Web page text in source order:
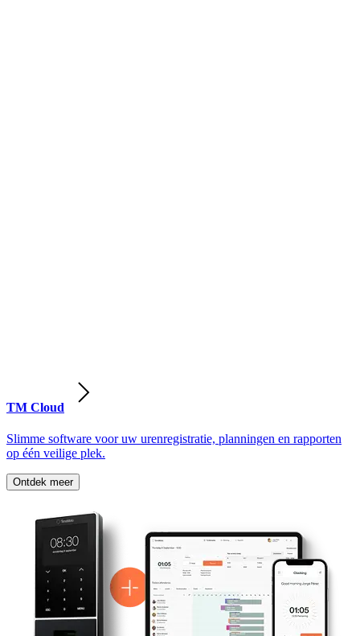
TM Cloud
Slimme software voor uw urenregistratie, planningen en rapporten
op één veilige plek.
Ontdek meer